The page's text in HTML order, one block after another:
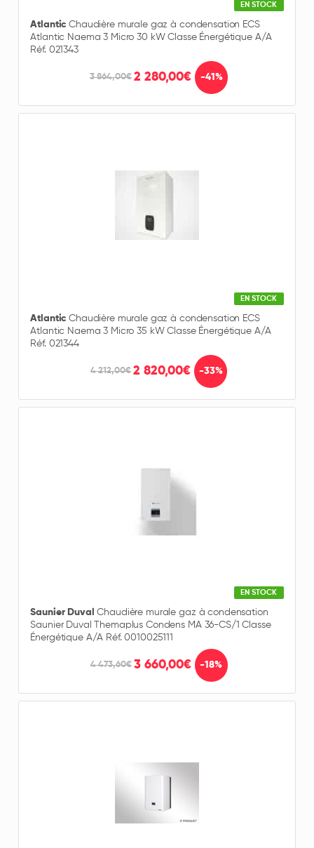
EN STOCK
Atlantic Chaudière murale gaz à condensation ECS
Atlantic Naema 3 Micro 30 kW Classe Énergétique A/A
Réf. 021343
3 864,00€ 2 280,00€ -41%
EN STOCK
Atlantic Chaudière murale gaz à condensation ECS
Atlantic Naema 3 Micro 35 kW Classe Énergétique A/A
Réf. 021344
4 212,00€ 2 820,00€ -33%
EN STOCK
Saunier Duval Chaudière murale gaz à condensation
Saunier Duval Themaplus Condens MA 36-CS/1 Classe
Énergétique A/A Réf. 0010025111
4 473,60€ 3 660,00€ -18%